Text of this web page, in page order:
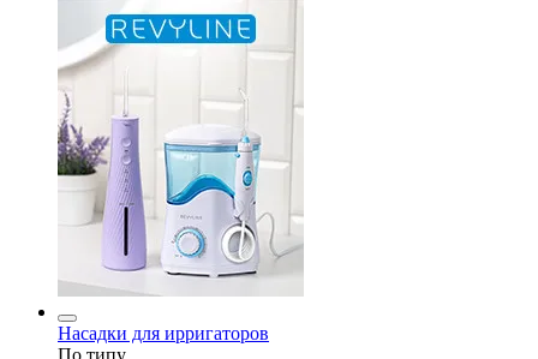
Насадки для ирригаторов